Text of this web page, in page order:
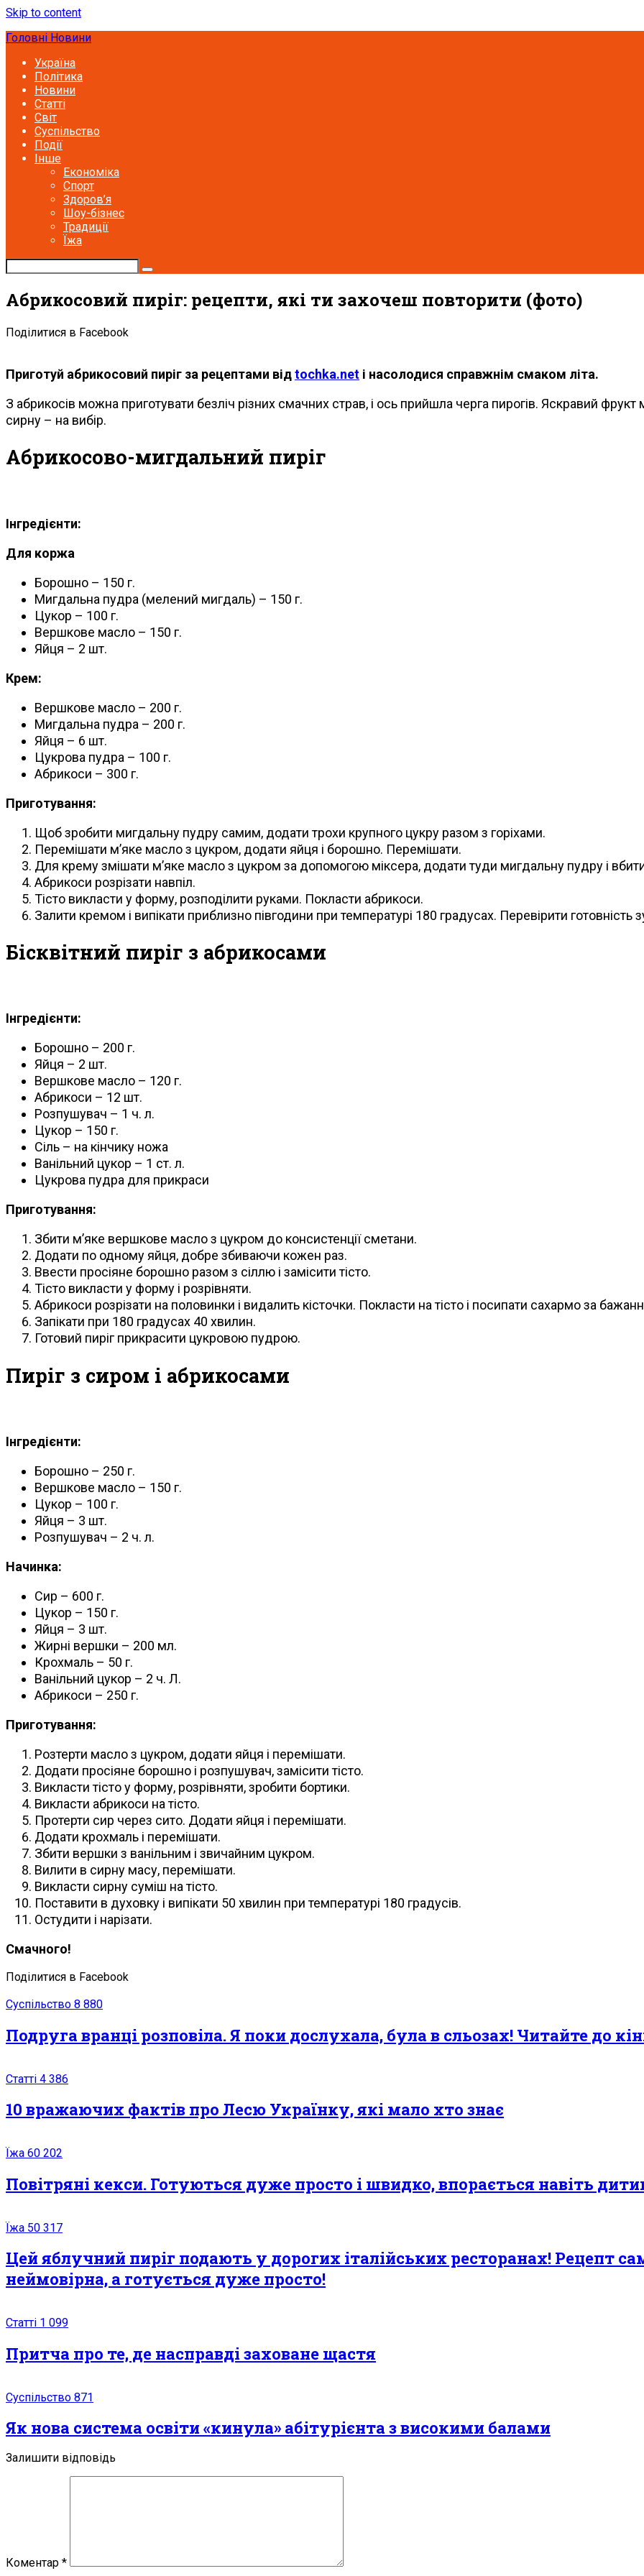
Skip to content
Головні Новини
Україна
Політика
Новини
Статті
Світ
Суспільство
Події
Інше
Економіка
Спорт
Здоров’я
Шоу-бізнес
Традиції
Їжа
Абрикосовий пиріг: рецепти, які ти захочеш повторити (фото)
Поділитися в Facebook
Приготуй абрикосовий пиріг за рецептами відtochka.net і насолодися справжнім смаком літа.
З абрикосів можна приготувати безліч різних смачних страв, і ось прийшла черга пирогів. Яскравий
сирну – на вибір.
Абрикосово-мигдальний пиріг
Інгредієнти:
Для коржа
Борошно – 150 г.
Мигдальна пудра (мелений мигдаль) – 150 г.
Цукор – 100 г.
Вершкове масло – 150 г.
Яйця – 2 шт.
Крем:
Вершкове масло – 200 г.
Мигдальна пудра – 200 г.
Яйця – 6 шт.
Цукрова пудра – 100 г.
Абрикоси – 300 г.
Приготування:
Щоб зробити мигдальну пудру самим, додати трохи крупного цукру разом з горіхами.
Перемішати м’яке масло з цукром, додати яйця і борошно. Перемішати.
Для крему змішати м’яке масло з цукром за допомогою міксера, додати туди мигдальну пудру і
Абрикоси розрізати навпіл.
Тісто викласти у форму, розподілити руками. Покласти абрикоси.
Залити кремом і випікати приблизно півгодини при температурі 180 градусах. Перевірити готовність
Бісквітний пиріг з абрикосами
Інгредієнти:
Борошно – 200 г.
Яйця – 2 шт.
Вершкове масло – 120 г.
Абрикоси – 12 шт.
Розпушувач – 1 ч. л.
Цукор – 150 г.
Сіль – на кінчику ножа
Ванільний цукор – 1 ст. л.
Цукрова пудра для прикраси
Приготування:
Збити м’яке вершкове масло з цукром до консистенції сметани.
Додати по одному яйця, добре збиваючи кожен раз.
Ввести просіяне борошно разом з сіллю і замісити тісто.
Тісто викласти у форму і розрівняти.
Абрикоси розрізати на половинки і видалить кісточки. Покласти на тісто і посипати сахармо за
Запікати при 180 градусах 40 хвилин.
Готовий пиріг прикрасити цукровою пудрою.
Пиріг з сиром і абрикосами
Інгредієнти:
Борошно – 250 г.
Вершкове масло – 150 г.
Цукор – 100 г.
Яйця – 3 шт.
Розпушувач – 2 ч. л.
Начинка:
Сир – 600 г.
Цукор – 150 г.
Яйця – 3 шт.
Жирні вершки – 200 мл.
Крохмаль – 50 г.
Ванільний цукор – 2 ч. Л.
Абрикоси – 250 г.
Приготування:
Розтерти масло з цукром, додати яйця і перемішати.
Додати просіяне борошно і розпушувач, замісити тісто.
Викласти тісто у форму, розрівняти, зробити бортики.
Викласти абрикоси на тісто.
Протерти сир через сито. Додати яйця і перемішати.
Додати крохмаль і перемішати.
Збити вершки з ванільним і звичайним цукром.
Вилити в сирну масу, перемішати.
Викласти сирну суміш на тісто.
Поставити в духовку і випікати 50 хвилин при температурі 180 градусів.
Остудити і нарізати.
Смачного!
Поділитися в Facebook
Суспільство 8 880
Подруга вранці розповіла. Я поки дослухала, була в сльозах! Читайте до
Статті 4 386
10 вражаючих фактів про Лесю Українку, які мало хто знає
Їжа 60 202
Повітряні кекси. Готуються дуже просто і швидко, впорається навіть
Їжа 50 317
Цей яблучний пиріг подають у дорогих італійських ресторанах! Рецепт
неймовірна, а готується дуже просто!
Статті 1 099
Притча про те, де насправді заховане щастя
Суспільство 871
Як нова система освіти «кинула» абітурієнта з високими балами
Залишити відповідь
Коментар *